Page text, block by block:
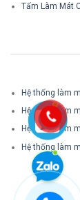
Tấm Làm Mát
Hệ thống làm
Hệ thống làm
Hệ thống làm
Hệ thống làm